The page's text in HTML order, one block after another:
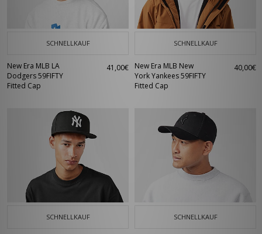
SCHNELLKAUF
New Era MLB LA
Dodgers 59FIFTY
Fitted Cap
41,00€
SCHNELLKAUF
New Era MLB New
York Yankees 59FIFTY
Fitted Cap
40,00€
SCHNELLKAUF SCHNELLKAUF